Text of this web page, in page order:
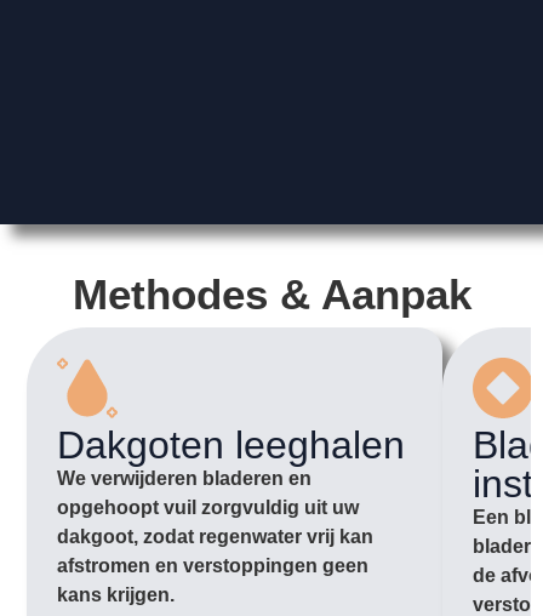
Methodes & Aanpak
Dakgoten leeghalen
We verwijderen bladeren en
opgehoopt vuil zorgvuldig uit uw
dakgoot, zodat regenwater vrij kan
afstromen en verstoppingen geen
kans krijgen.
Een
de